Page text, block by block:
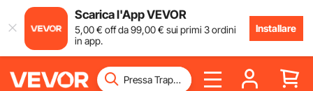
Scarica l'App VEVOR
5,00€ off da99,00€ sui primi 3 ordini
in app.
Installare